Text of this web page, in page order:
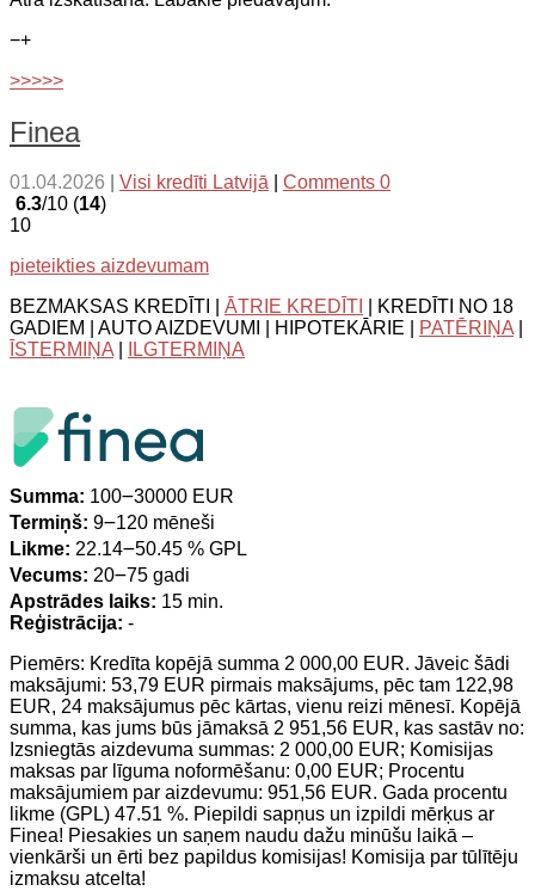
−+
>>>>>
Finea
01.04.2026 Visi kredīti Latvijā
Comments 0
6.3/10 (14)
10
pieteikties aizdevumam
BEZMAKSAS KREDĪTI | ĀTRIE KREDĪTI
| KREDĪTI NO 18
GADIEM | AUTO AIZDEVUMI | HIPOTEKĀRIE |
PATĒRIŅA|
ĪSTERMIŅA| ILGTERMIŅA
Summa: 100౼30000 EUR
Termiņš: 9౼120 mēneši
Likme: 22.14౼50.45 % GPL
Vecums: 20౼75 gadi
Apstrādes laiks: 15 min.
Reģistrācija: -
Piemērs: Kredīta kopējā summa 2 000,00 EUR. Jāveic šādi
maksājumi: 53,79 EUR pirmais maksājums, pēc tam 122,98
EUR, 24 maksājumus pēc kārtas, vienu reizi mēnesī. Kopējā
summa, kas jums būs jāmaksā 2 951,56 EUR, kas sastāv no:
Izsniegtās aizdevuma summas: 2 000,00 EUR; Komisijas
maksas par līguma noformēšanu: 0,00 EUR; Procentu
maksājumiem par aizdevumu: 951,56 EUR. Gada procentu
likme (GPL) 47.51 %. Piepildi sapņus un izpildi mērķus ar
Finea! Piesakies un saņem naudu dažu minūšu laikā –
vienkārši un ērti bez papildus komisijas! Komisija par tūlītēju
izmaksu atcelta!